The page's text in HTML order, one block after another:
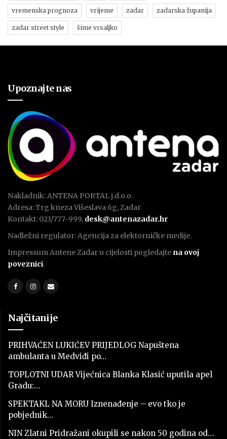
vremenska prognoza vrijeme zadar zadarska županija
zadar street style šime vrsaljko
Upoznajte nas
Nakladnik: ANTENA PORTAL j.d.o.o.
Adresa: Trg kneza Višeslava 6g, Zadar
Kontakt: 023/777-999, desk@antenazadar.hr
Nadležni regulator: Agencija za elektorničke medije.
Impressum Antene Zadar u cijelosti pogledajte na ovoj
poveznici.
Najčitanije
PRIHVAĆEN LUKIĆEV PRIJEDLOG Napuštena
ambulanta u Medviđi po…
TOPLOTNI UDAR Vijećnica Blanka Klasić uputila apel
Gradu:…
SPEKTAKL NA MORU Iznenađenje – evo tko je
pobjednik…
NIN Zlatni Pridražani okupili se nakon 50 godina od…